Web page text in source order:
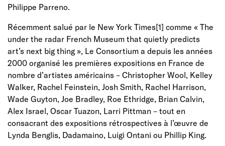
Philippe Parreno.
Récemment salué par le New York Times[1] comme « The
under the radar French Museum that quietly predicts
art’s next big thing », Le Consortium a depuis les années
2000 organisé les premières expositions en France de
nombre d’artistes américains – Christopher Wool, Kelley
Walker, Rachel Feinstein, Josh Smith, Rachel Harrison,
Wade Guyton, Joe Bradley, Roe Ethridge, Brian Calvin,
Alex Israel, Oscar Tuazon, Larri Pittman – tout en
consacrant des expositions rétrospectives à l’œuvre de
Lynda Benglis, Dadamaino, Luigi Ontani ou Phillip King.